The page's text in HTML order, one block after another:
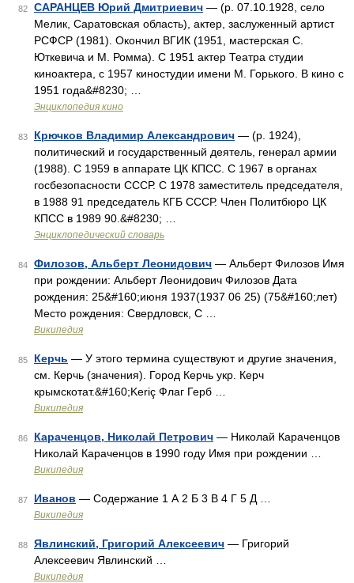
82 САРАНЦЕВ Юрий Дмитриевич — (р. 07.10.1928, село
Мелик, Саратовская область), актер, заслуженный артист
РСФСР (1981). Окончил ВГИК (1951, мастерская С.
Юткевича и М. Ромма). С 1951 актер Театра студии
киноактера, с 1957 киностудии имени М. Горького. В кино с
1951 года&#8230; …
Энциклопедия кино
83 Крючков Владимир Александрович — (р. 1924),
политический и государственный деятель, генерал армии
(1988). С 1959 в аппарате ЦК КПСС. С 1967 в органах
госбезопасности СССР. С 1978 заместитель председателя,
в 1988 91 председатель КГБ СССР. Член Политбюро ЦК
КПСС в 1989 90.&#8230; …
Энциклопедический словарь
84 Филозов, Альберт Леонидович — Альберт Филозов Имя
при рождении: Альберт Леонидович Филозов Дата
рождения: 25&#160;июня 1937(1937 06 25) (75&#160;лет)
Место рождения: Свердловск, С …
Википедия
85 Керчь — У этого термина существуют и другие значения,
см. Керчь (значения). Город Керчь укр. Керч
крымскотат.&#160;Keriç Флаг Герб …
Википедия
86 Караченцов, Николай Петрович — Николай Караченцов
Николай Караченцов в 1990 году Имя при рождении …
Википедия
87 Иванов — Содержание 1 А 2 Б 3 В 4 Г 5 Д …
Википедия
88 Явлинский, Григорий Алексеевич — Григорий
Алексеевич Явлинский …
Википедия